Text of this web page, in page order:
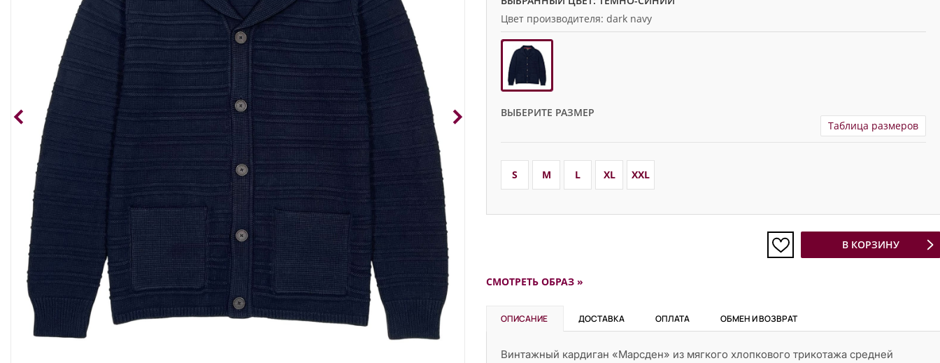
Цвет производителя: dark navy
ВЫБЕРИТЕ РАЗМЕР
Таблица размеров
S M L XL XXL
В КОРЗИНУ
СМОТРЕТЬ ОБРАЗ »
ОПИСАНИЕ ДОСТАВКА ОПЛАТА ОБМЕН И ВОЗВРАТ
Винтажный кардиган «Марсден» из мягкого хлопкового трикотажа средней